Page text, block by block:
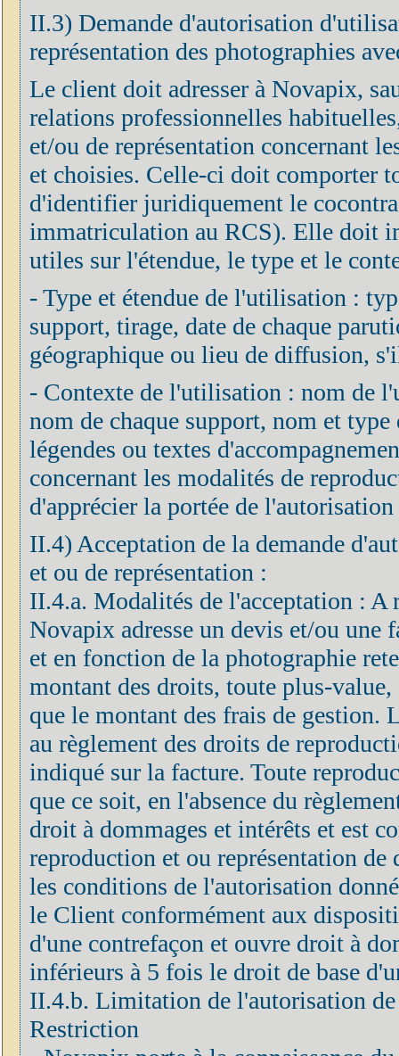
II.3) Demande d'autorisation
représentation des photographies
Le client doit adresser à Novapix,
relations professionnelles
et/ou de représentation concernant
et choisies. Celle-ci doit comporter
d'identifier juridiquement le
immatriculation au RCS). Elle doit
utiles sur l'étendue, le type et le
- Type et étendue de l'utilisation :
support, tirage, date de chaque
géographique ou lieu de diffusion,
- Contexte de l'utilisation : nom de
nom de chaque support, nom et
légendes ou textes
concernant les modalités de
d'apprécier la portée de
II.4) Acceptation de la demande
et ou de représentation :
II.4.a. Modalités de l'acceptation : A
Novapix adresse un devis et/ou une
et en fonction de la photographie
montant des droits, toute plus-
que le montant des frais de gestion.
au règlement des droits de
indiqué sur la facture. Toute
que ce soit, en l'absence du
droit à dommages et intérêts et est
reproduction et ou représentation de
les conditions de l'autorisation
le Client conformément aux
d'une contrefaçon et ouvre droit à
inférieurs à 5 fois le droit de base
II.4.b. Limitation de l'autorisation
Restriction